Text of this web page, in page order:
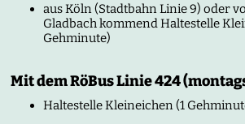
aus Köln (Stadtbahn Linie 9) oder
Gladbach kommend Haltestelle
Gehminute)
Mit dem RöBus Linie 424
Haltestelle Kleineichen (1